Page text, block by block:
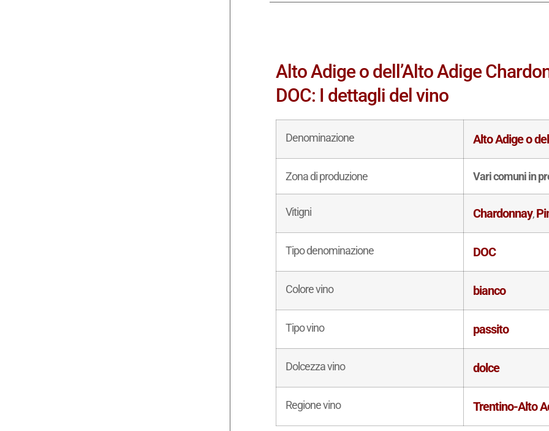
Alto Adige o dell’Alto Adige
DOC: I dettagli del vino
Denominazione Alto Adige o
Zona di produzione Vari comuni in
Vitigni Chardonnay,
Tipo denominazione DOC
Colore vino bianco
Tipo vino passito
Dolcezza vino dolce
Regione vino Trentino-Alto